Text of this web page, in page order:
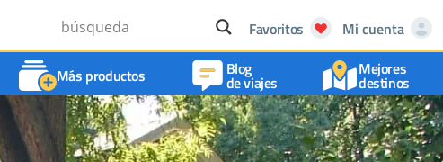
Favoritos
Mi cuenta
Más productos Blog
de viajes
Mejores
destinos